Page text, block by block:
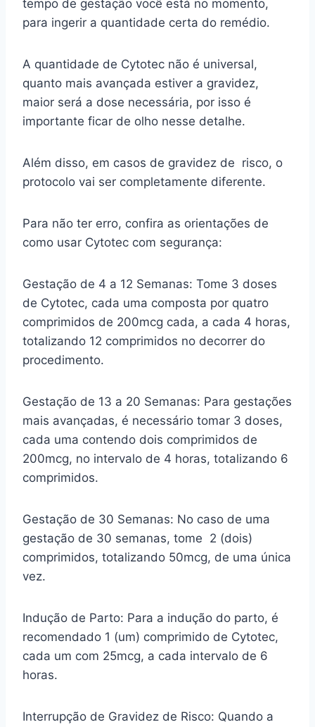
tempo de gestação você está no momento,
para ingerir a quantidade certa do remédio.
A quantidade de Cytotec não é universal,
quanto mais avançada estiver a gravidez,
maior será a dose necessária, por isso é
importante ficar de olho nesse detalhe.
Além disso, em casos de gravidez de risco, o
protocolo vai ser completamente diferente.
Para não ter erro, confira as orientações de
como usar Cytotec com segurança:
Gestação de 4 a 12 Semanas: Tome 3 doses
de Cytotec, cada uma composta por quatro
comprimidos de 200mcg cada, a cada 4 horas,
totalizando 12 comprimidos no decorrer do
procedimento.
Gestação de 13 a 20 Semanas: Para gestações
mais avançadas, é necessário tomar 3 doses,
cada uma contendo dois comprimidos de
200mcg, no intervalo de 4 horas, totalizando 6
comprimidos.
Gestação de 30 Semanas: No caso de uma
gestação de 30 semanas, tome 2 (dois)
comprimidos, totalizando 50mcg, de uma única
vez.
Indução de Parto: Para a indução do parto, é
recomendado 1 (um) comprimido de Cytotec,
cada um com 25mcg, a cada intervalo de 6
horas.
Interrupção de Gravidez de Risco: Quando a